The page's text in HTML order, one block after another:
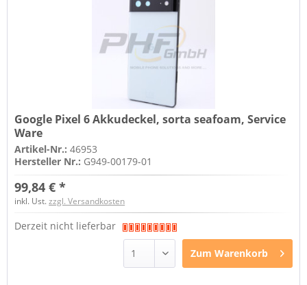
Google Pixel 6 Akkudeckel, sorta seafoam, Service
Ware
Artikel-Nr.:46953
Hersteller Nr.: G949-00179-01
99,84 € *
inkl. Ust.zzgl. Versandkosten
Derzeit nicht lieferbar
Zum Warenkorb